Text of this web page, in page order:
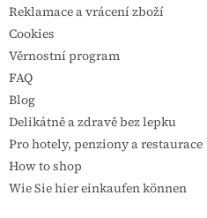
Reklamace a vrácení zboží
Cookies
Věrnostní program
FAQ
Blog
Delikátně a zdravě bez lepku
Pro hotely, penziony a restaurace
How to shop
Wie Sie hier einkaufen können